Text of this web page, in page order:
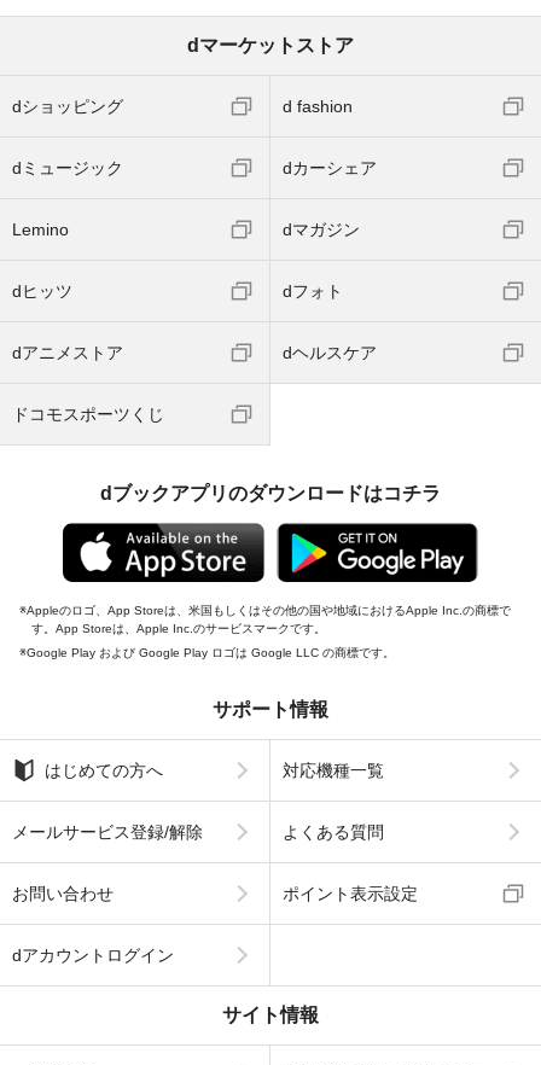
dマーケットストア
dショッピング d fashion
dミュージック dカーシェア
Lemino dマガジン
dヒッツ dフォト
dアニメストア dヘルスケア
ドコモスポーツくじ
dブックアプリのダウンロードはコチラ
Appleのロゴ、App Storeは、米国もしくはその他の国や地域におけるApple Inc.の商標で
す。App Storeは、Apple Inc.のサービスマークです。
Google Play および Google Play ロゴは Google LLC の商標です。
サポート情報
はじめての方へ 対応機種一覧
メールサービス登録/解除 よくある質問
お問い合わせ ポイント表示設定
dアカウントログイン
サイト情報